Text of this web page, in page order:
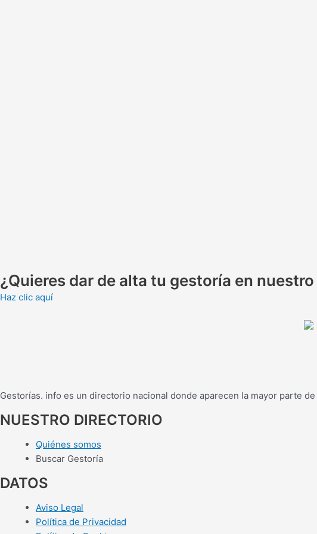
¿Quieres dar de alta tu gestoría en
Haz clic aquí
Gestorías. info es un directorio nacional donde aparecen la mayor parte
NUESTRO DIRECTORIO
Quiénes somos
Buscar Gestoría
DATOS
Aviso Legal
Política de Privacidad